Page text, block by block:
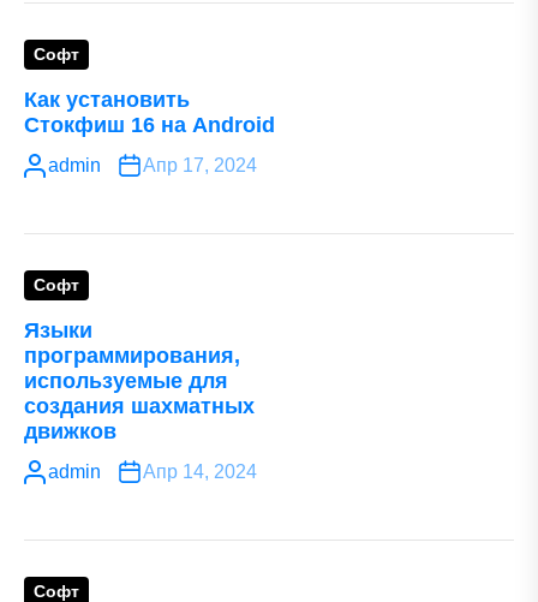
Софт
Как установить
Стокфиш 16 на Android
admin Апр 17, 2024
Софт
Языки
программирования,
используемые для
создания шахматных
движков
admin Апр 14, 2024
Софт